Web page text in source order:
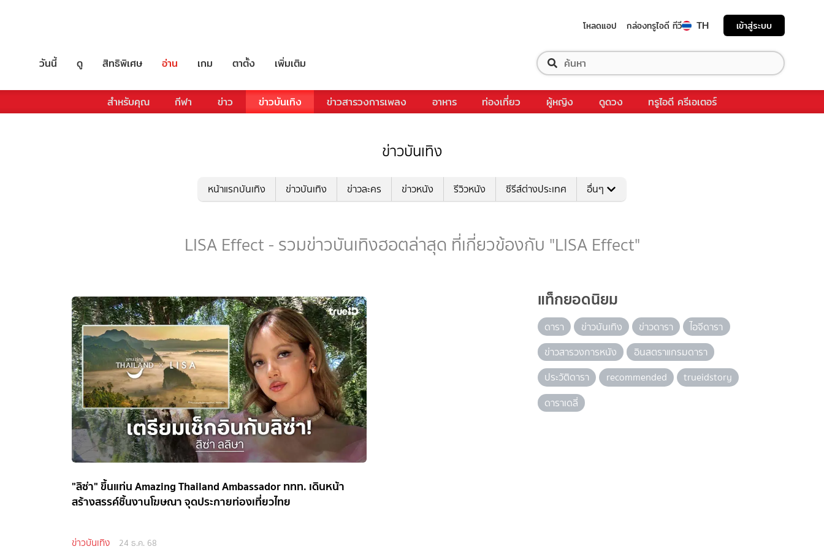
โหลดแอป กล่องทรูไอดี ทีวี TH เข้าสู่ระบบ
วันนี้ ดู สิทธิพิเศษ อ่าน เกม ตาตั้ง เพิ่มเติม
สำหรับคุณ กีฬา ข่าว ข่าวบันเทิง ข่าวสารวงการเพลง อาหาร ท่องเที่ยว ผู้หญิง ดูดวง ทรูไอดี ครีเอเตอร์
ข่าวบันเทิง
หน้าแรกบันเทิง ข่าวบันเทิง ข่าวละคร ข่าวหนัง รีวิวหนัง ซีรีส์ต่างประเทศ อื่นๆ
LISA Effect - รวมข่าวบันเทิงฮอตล่าสุด ที่เกี่ยวข้องกับ "LISA Effect"
"ลิซ่า" ขึ้นแท่น Amazing Thailand Ambassador ททท. เดินหน้า
สร้างสรรค์ชิ้นงานโฆษณา จุดประกายท่องเที่ยวไทย
ข่าวบันเทิง 24 ธ.ค. 68
แท็กยอดนิยม
ดารา ข่าวบันเทิง ข่าวดารา
ไอจีดารา
ข่าวสารวงการหนัง
อินสตราแกรมดารา
ประวัติดารา
recommended
trueidstory
ดาราเดลี่